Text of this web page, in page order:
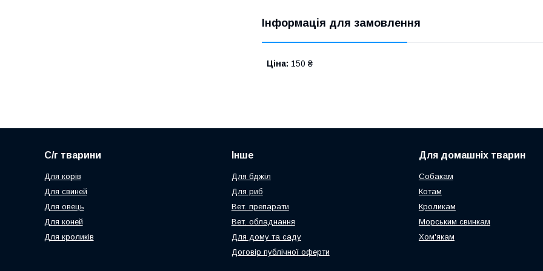
Інформація для замовлення
Ціна: 150 ₴
С/г тварини
Для корів
Для свиней
Для овець
Для коней
Для кроликів
Інше
Для бджіл
Для риб
Вет. препарати
Вет. обладнання
Для дому та саду
Договір публічної оферти
Для домашніх тварин
Собакам
Котам
Кроликам
Морським свинкам
Хом'якам